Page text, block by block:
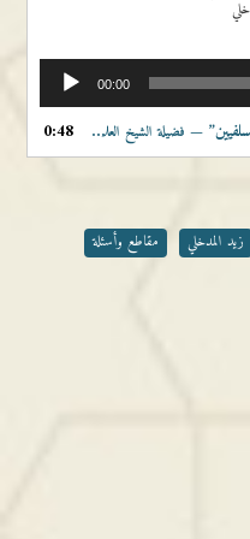
00:00
— فضيلة الشيخ العلامة زيد بن محمد المدخلي 0:48
زيد المدخلي مقاطع وأسئلة